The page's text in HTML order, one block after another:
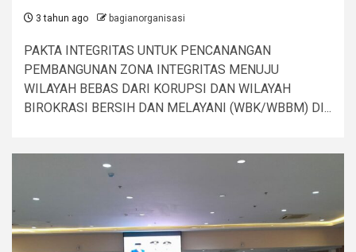
3 tahun ago bagianorganisasi
PAKTA INTEGRITAS UNTUK PENCANANGAN
PEMBANGUNAN ZONA INTEGRITAS MENUJU
WILAYAH BEBAS DARI KORUPSI DAN WILAYAH
BIROKRASI BERSIH DAN MELAYANI (WBK/WBBM) DI...